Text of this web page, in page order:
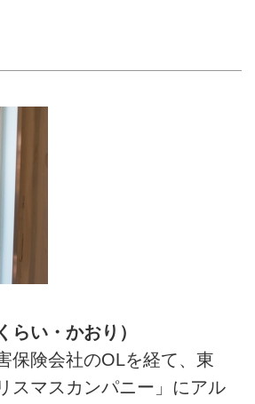
らい・かおり）
保険会社のOLを経て、東
スマスカンパニー」にアル